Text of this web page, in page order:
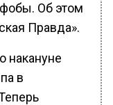
Об этом
Правда».
накануне
в